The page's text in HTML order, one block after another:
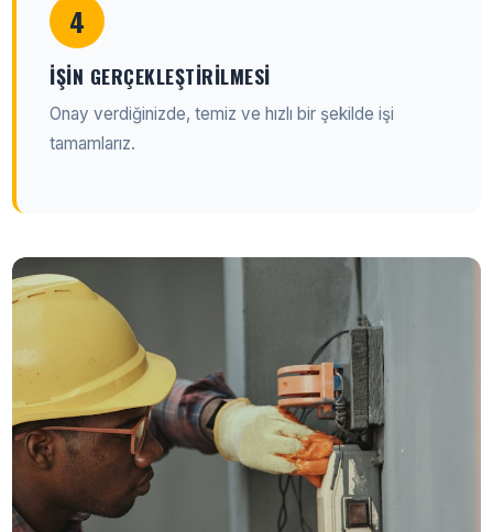
4
İŞIN GERÇEKLEŞTIRILMESI
Onay verdiğinizde, temiz ve hızlı bir şekilde işi
tamamlarız.